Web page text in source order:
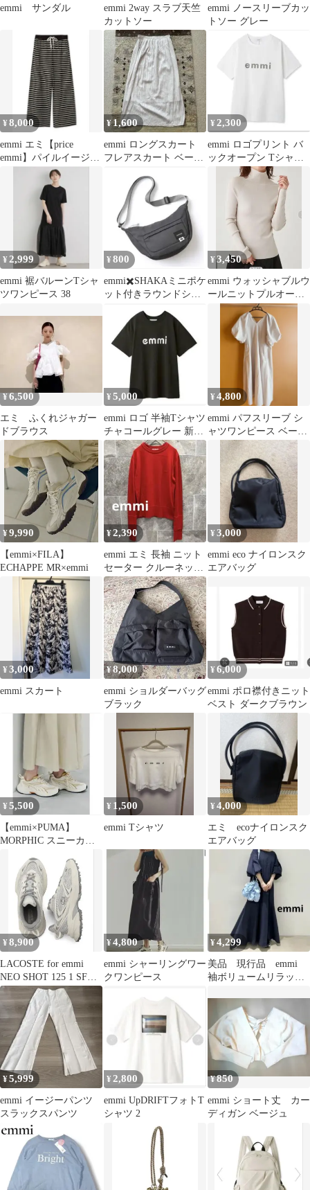
emmi サンダル
emmi 2way スラブ天竺
カットソー
emmi ノースリーブカッ
トソー グレー
¥8,000
emmi エミ【price
emmi】パイルイージー
パンツ（BLK）新品タ
¥1,600
emmi ロングスカート
フレアスカート ベージ
¥ 2,300
emmi ロゴプリント バ
ックオープン Tシャツ
ホワイト
¥2,999
emmi 裾バルーンTシャ
ツワンピース 38
¥ 800
emmi✖️SHAKAミニポケ
ット付きラウンドショ
¥3,450
emmi ウォッシャブルウ
ールニットプルオーバ
¥6,500
エミ ふくれジャガー
ドブラウス
¥ 5,000
emmi ロゴ 半袖Tシャツ
チャコールグレー 新品
未使用タグ付き
¥4,800
emmi パフスリーブ シ
ャツワンピース ベージ
¥9,990
【emmi×FILA】
ECHAPPE MR×emmi
¥2,390
emmi エミ 長袖 ニット
セーター クルーネッ
ク レッド 赤 1097
¥3,000
emmi eco ナイロンスク
エアバッグ
¥3,000
emmi スカート
¥8,000
emmi ショルダーバッグ
ブラック
¥6,000
emmi ポロ襟付きニット
ベスト ダークブラウン
¥ 5,500
【emmi×PUMA】
MORPHIC スニーカー
¥ 1,500
emmi Tシャツ
¥4,000
エミ ecoナイロンスク
エアバッグ
¥8,900
LACOSTE for emmi
NEO SHOT 125 1 SFA
ラコステ
¥4,800
emmi シャーリングワー
クワンピース
¥4,299
美品 現行品 emmi
袖ボリュームリラック
¥5,999
emmi イージーパンツ
スラックスパンツ
¥ 2,800
emmi UpDRIFTフォトT
シャツ 2
¥850
emmi ショート丈 カー
ディガン ベージュ